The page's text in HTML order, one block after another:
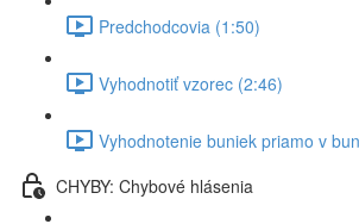
Predchodcovia (1:50)
Vyhodnotiť vzorec (2:46)
Vyhodnotenie buniek priamo v
CHYBY: Chybové hlásenia